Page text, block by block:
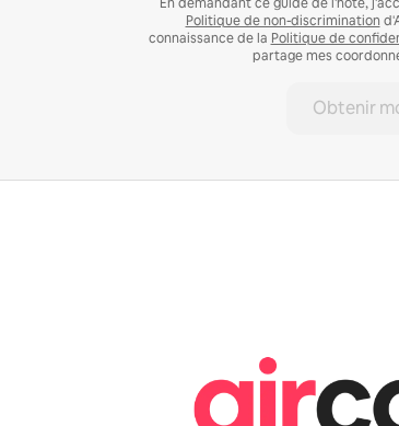
Politique de non-discrimination
connaissance de la Politique de
partage mes
Obtenir